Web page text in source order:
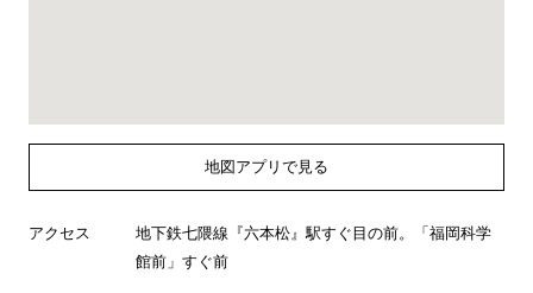
地図アプリで見る
アクセス
地下鉄七隈線『六本松』駅すぐ目の前。「福岡科学
館前」すぐ前